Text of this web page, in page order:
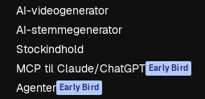
AI-videogenerator
AI-stemmegenerator
Stockindhold
MCP til Claude/ChatGPT Early Bird
Agenter Early Bird